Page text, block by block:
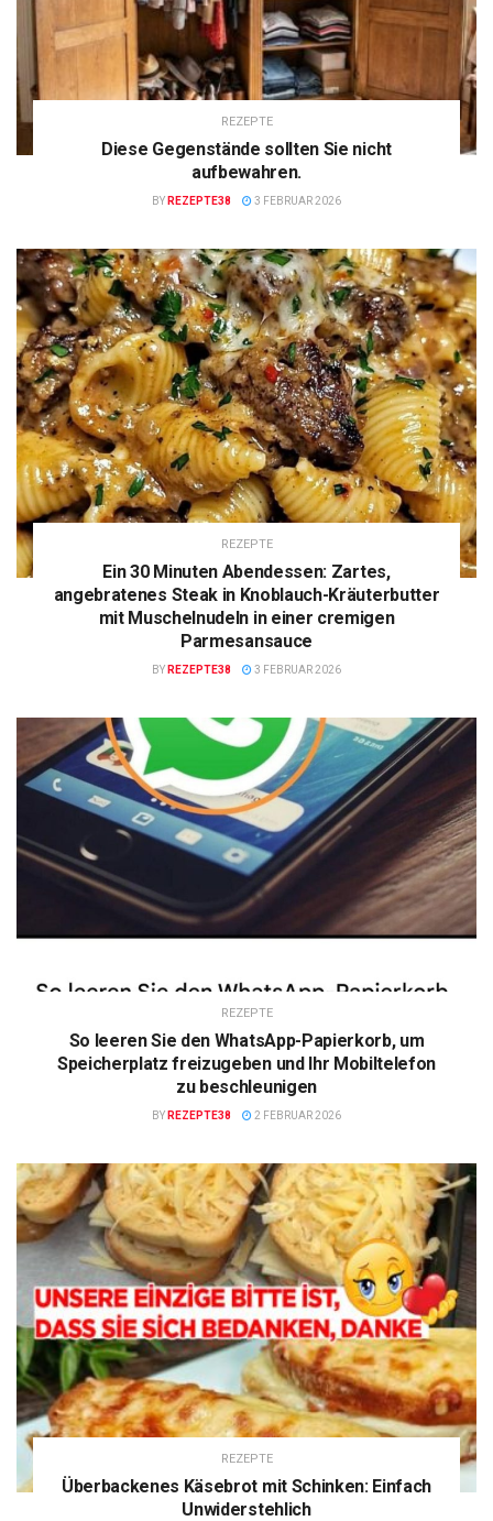
REZEPTE
Diese Gegenstände sollten Sie nicht
aufbewahren.
BY REZEPTE38 3 FEBRUAR 2026
REZEPTE
Ein 30 Minuten Abendessen: Zartes,
angebratenes Steak in Knoblauch-Kräuterbutter
mit Muschelnudeln in einer cremigen
Parmesansauce
BY REZEPTE38 3 FEBRUAR 2026
REZEPTE
So leeren Sie den WhatsApp-Papierkorb, um
Speicherplatz freizugeben und Ihr Mobiltelefon
zu beschleunigen
BY REZEPTE38 2 FEBRUAR 2026
REZEPTE
Überbackenes Käsebrot mit Schinken: Einfach
Unwiderstehlich